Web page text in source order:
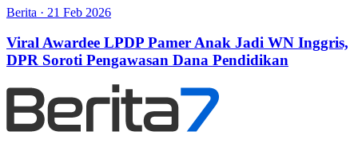
Berita · 21 Feb 2026
Viral Awardee LPDP Pamer Anak Jadi WN Inggris,
DPR Soroti Pengawasan Dana Pendidikan